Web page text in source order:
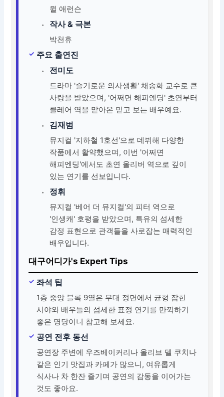
윌 애런슨
작사 & 극본
박천휴
주요 출연진
전미도
드라마 '슬기로운 의사생활' 채송화 교수로 큰
사랑을 받았으며, '어쩌면 해피엔딩' 초연부터
클레어 역을 맡아온 믿고 보는 배우예요.
김재범
뮤지컬 '지하철 1호선'으로 데뷔해 다양한
작품에서 활약했으며, 이번 '어쩌면
해피엔딩'에서도 초연 올리버 역으로 깊이
있는 연기를 선보입니다.
정휘
뮤지컬 '베어 더 뮤지컬'의 피터 역으로
'인생캐' 호평을 받았으며, 특유의 섬세한
감정 표현으로 관객들을 사로잡는 매력적인
배우입니다.
대구어디가's Expert Tips
좌석 팁
1층 중앙 블록 9열은 무대 정면에서 균형 잡힌
시야와 배우들의 섬세한 표정 연기를 만끽하기
좋은 명당이니 참고해 보세요.
공연 전후 동선
공연장 주변에 우즈베이커리나 올리브 델 쿠치나
같은 인기 맛집과 카페가 많으니, 여유롭게
식사나 차 한잔 즐기며 공연의 감동을 이어가는
것도 좋아요.